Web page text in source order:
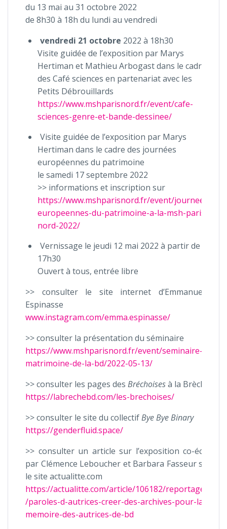
du 13 mai au 31 octobre 2022
de 8h30 à 18h du lundi au vendredi
vendredi 21 octobre 2022 à 18h30
Visite guidée de l’exposition par Marys
Hertiman et Mathieu Arbogast dans le cadre
des Café sciences en partenariat avec les
Petits Débrouillards
https://www.mshparisnord.fr/event/cafe-
sciences-genre-et-bande-dessinee/
Visite guidée de l’exposition par Marys
Hertiman dans le cadre des journées
européennes du patrimoine
le samedi 17 septembre 2022
>> informations et inscription sur
https://www.mshparisnord.fr/event/journees-
europeennes-du-patrimoine-a-la-msh-paris-
nord-2022/
Vernissage le jeudi 12 mai 2022 à partir de
17h30
Ouvert à tous, entrée libre
>> consulter le site internet d’Emmanuelle
Espinasse
www.instagram.com/emma.espinasse/
>> consulter la présentation du séminaire
https://www.mshparisnord.fr/event/seminaire-
matrimoine-de-la-bd/2022-05-13/
>> consulter les pages des Bréchoisesà la Brèche
https://labrechebd.com/les-brechoises/
>> consulter le site du collectifBye Bye Binary
https://genderfluid.space/
>> consulter un article sur l’exposition co-écrit
par Clémence Leboucher et Barbara Fasseur sur
le site actualitte.com
https://actualitte.com/article/106182/reportages
/paroles-d-autrices-creer-des-archives-pour-la-
memoire-des-autrices-de-bd